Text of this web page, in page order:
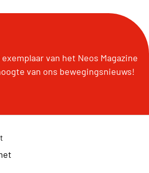
van het Neos Magazine
van ons bewegingsnieuws!